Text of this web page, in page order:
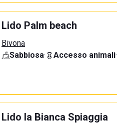
Lido Palm beach
Bivona
Sabbiosa· Accesso animali·
Lido la Bianca Spiaggia